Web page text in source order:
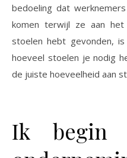
bedoeling dat
komen terwijl ze aan
stoelen hebt gevonden,
hoeveel stoelen je nodig
de juiste hoeveelheid aan
Ik begin